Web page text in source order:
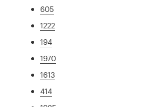
605
1222
194
1970
1613
414